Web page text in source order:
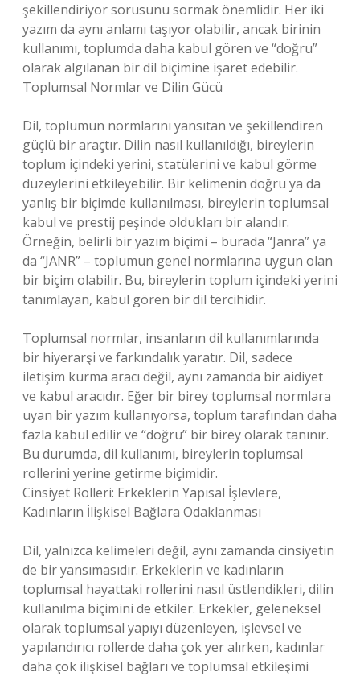
şekillendiriyor sorusunu sormak önemlidir. Her iki
yazım da aynı anlamı taşıyor olabilir, ancak birinin
kullanımı, toplumda daha kabul gören ve “doğru”
olarak algılanan bir dil biçimine işaret edebilir.
Toplumsal Normlar ve Dilin Gücü
Dil, toplumun normlarını yansıtan ve şekillendiren
güçlü bir araçtır. Dilin nasıl kullanıldığı, bireylerin
toplum içindeki yerini, statülerini ve kabul görme
düzeylerini etkileyebilir. Bir kelimenin doğru ya da
yanlış bir biçimde kullanılması, bireylerin toplumsal
kabul ve prestij peşinde oldukları bir alandır.
Örneğin, belirli bir yazım biçimi – burada “Janra” ya
da “JANR” – toplumun genel normlarına uygun olan
bir biçim olabilir. Bu, bireylerin toplum içindeki yerini
tanımlayan, kabul gören bir dil tercihidir.
Toplumsal normlar, insanların dil kullanımlarında
bir hiyerarşi ve farkındalık yaratır. Dil, sadece
iletişim kurma aracı değil, aynı zamanda bir aidiyet
ve kabul aracıdır. Eğer bir birey toplumsal normlara
uyan bir yazım kullanıyorsa, toplum tarafından daha
fazla kabul edilir ve “doğru” bir birey olarak tanınır.
Bu durumda, dil kullanımı, bireylerin toplumsal
rollerini yerine getirme biçimidir.
Cinsiyet Rolleri: Erkeklerin Yapısal İşlevlere,
Kadınların İlişkisel Bağlara Odaklanması
Dil, yalnızca kelimeleri değil, aynı zamanda cinsiyetin
de bir yansımasıdır. Erkeklerin ve kadınların
toplumsal hayattaki rollerini nasıl üstlendikleri, dilin
kullanılma biçimini de etkiler. Erkekler, geleneksel
olarak toplumsal yapıyı düzenleyen, işlevsel ve
yapılandırıcı rollerde daha çok yer alırken, kadınlar
daha çok ilişkisel bağları ve toplumsal etkileşimi